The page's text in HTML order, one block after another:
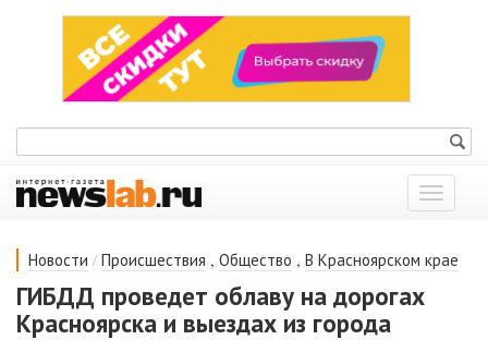
Показать
меню
Новости / Происшествия , Общество , В Красноярском крае
ГИБДД проведет облаву на дорогах
Красноярска и выездах из города